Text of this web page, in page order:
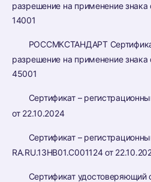
разрешение на применение
14001
РОССМКСТАНДАРТ
разрешение на применение
45001
Сертификат –
от 22.10.2024
Сертификат –
RA.RU.13HB01.C001124 от
Сертификат удостоверяющий